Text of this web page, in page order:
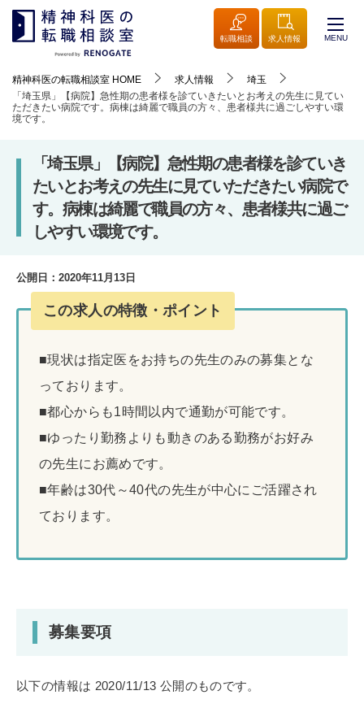
転職相談 求人情報 MENU
精神科医の転職相談室 HOME 求人情報
埼玉
「埼玉県」【病院】急性期の患者様を診ていきたいとお考えの先生に見てい
ただきたい病院です。病棟は綺麗で職員の方々、患者様共に過ごしやすい環
境です。
「埼玉県」【病院】急性期の患者様を診ていき
たいとお考えの先生に見ていただきたい病院で
す。病棟は綺麗で職員の方々、患者様共に過ご
しやすい環境です。
公開日： 2020年11月13日
この求人の特徴・ポイント
■現状は指定医をお持ちの先生のみの募集とな
っております。
■都心からも1時間以内で通勤が可能です。
■ゆったり勤務よりも動きのある勤務がお好み
の先生にお薦めです。
■年齢は30代～40代の先生が中心にご活躍され
ております。
募集要項
以下の情報は 2020/11/13 公開のものです。